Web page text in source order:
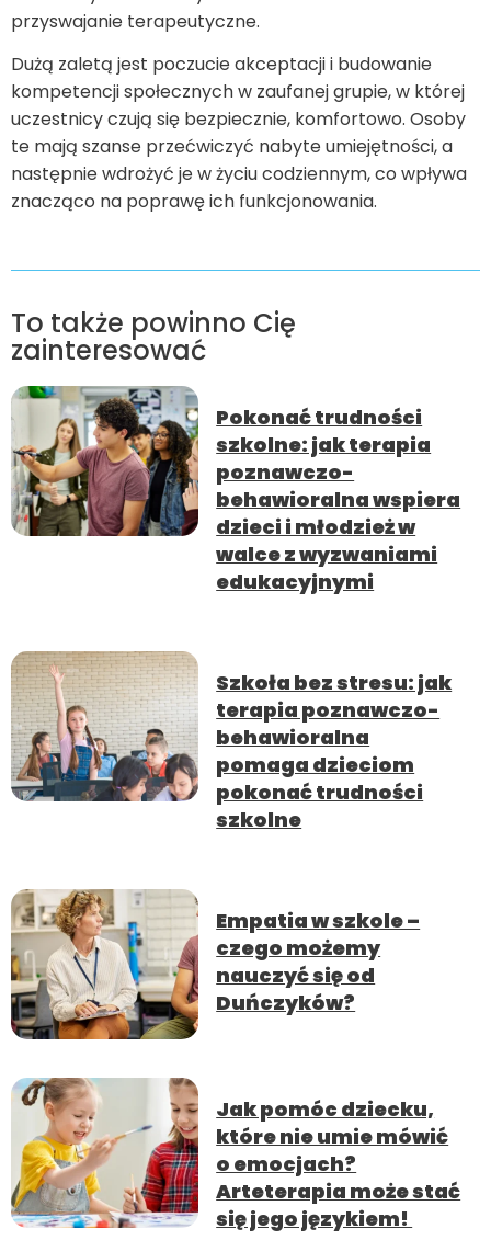
przyswajanie terapeutyczne.
Dużą zaletą jest poczucie akceptacji i budowanie
kompetencji społecznych w zaufanej grupie, w której
uczestnicy czują się bezpiecznie, komfortowo. Osoby
te mają szanse przećwiczyć nabyte umiejętności, a
następnie wdrożyć je w życiu codziennym, co wpływa
znacząco na poprawę ich funkcjonowania.
To także powinno Cię
zainteresować
Pokonać trudności
szkolne: jak terapia
poznawczo-
behawioralna wspiera
dzieci i młodzież w
walce z wyzwaniami
edukacyjnymi
Szkoła bez stresu: jak
terapia poznawczo-
behawioralna
pomaga dzieciom
pokonać trudności
szkolne
Empatia w szkole –
czego możemy
nauczyć się od
Duńczyków?
Jak pomóc dziecku,
które nie umie mówić
o emocjach?
Arteterapia może stać
się jego językiem!